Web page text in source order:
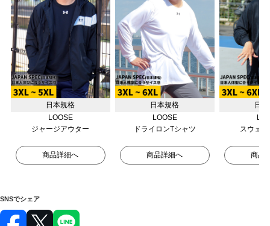
日本規格
LOOSE
ジャージアウター
商品詳細へ
日本規格
LOOSE
ドライロンTシャツ
商品詳細へ
日
スウェ
商品
SNSでシェア